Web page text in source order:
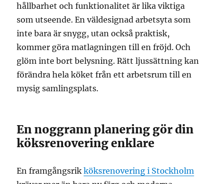
hållbarhet och funktionalitet är lika viktiga
som utseende. En väldesignad arbetsyta som
inte bara är snygg, utan också praktisk,
kommer göra matlagningen till en fröjd. Och
glöm inte bort belysning. Rätt ljussättning kan
förändra hela köket från ett arbetsrum till en
mysig samlingsplats.
En noggrann planering gör din
köksrenovering enklare
En framgångsrikköksrenovering i Stockholm